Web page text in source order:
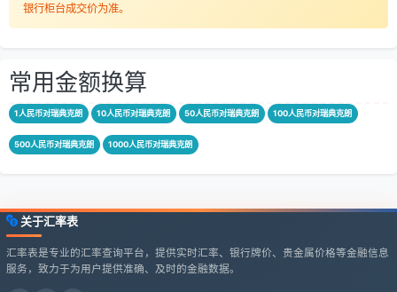
银行柜台成交价为准。
常用金额换算
1人民币对瑞典克朗 10人民币对瑞典克朗 50人民币对瑞典克朗 100人民币对瑞典克朗
500人民币对瑞典克朗 1000人民币对瑞典克朗
关于汇率表
汇率表是专业的汇率查询平台，提供实时汇率、银行牌价、贵金属价格等金融信息
服务，致力于为用户提供准确、及时的金融数据。